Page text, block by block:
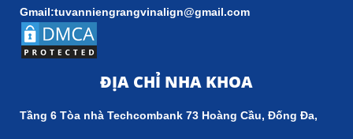
Gmail:tuvanniengrangvinalign@gmail.com
ĐỊA CHỈ NHA KHOA
Tầng 6 Tòa nhà Techcombank 73 Hoàng Cầu, Đống Đa,